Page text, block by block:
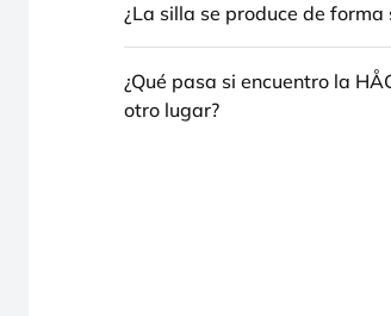
¿La silla se produce de forma
¿Qué pasa si encuentro la
otro lugar?